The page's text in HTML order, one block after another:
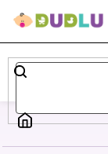
Dětské
a
kojenecké